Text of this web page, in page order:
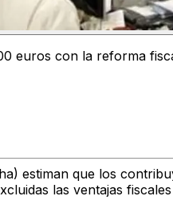
euros con la reforma
estiman que los
las ventajas